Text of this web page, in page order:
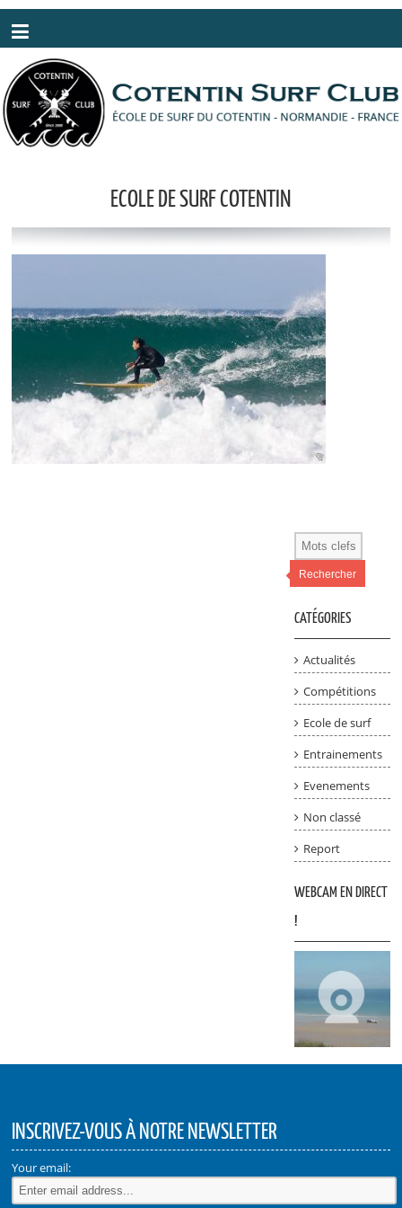
ECOLE DE SURF COTENTIN
Rechercher
CATÉGORIES
Actualités
Compétitions
Ecole de surf
Entrainements
Evenements
Non classé
Report
WEBCAM EN DIRECT
!
INSCRIVEZ-VOUS À NOTRE NEWSLETTER
Your email:
Panneau de gestion des cookies